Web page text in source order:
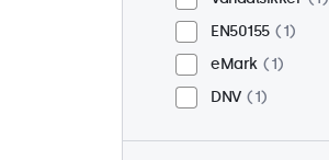
EN50155
1
eMark
1
DNV
1